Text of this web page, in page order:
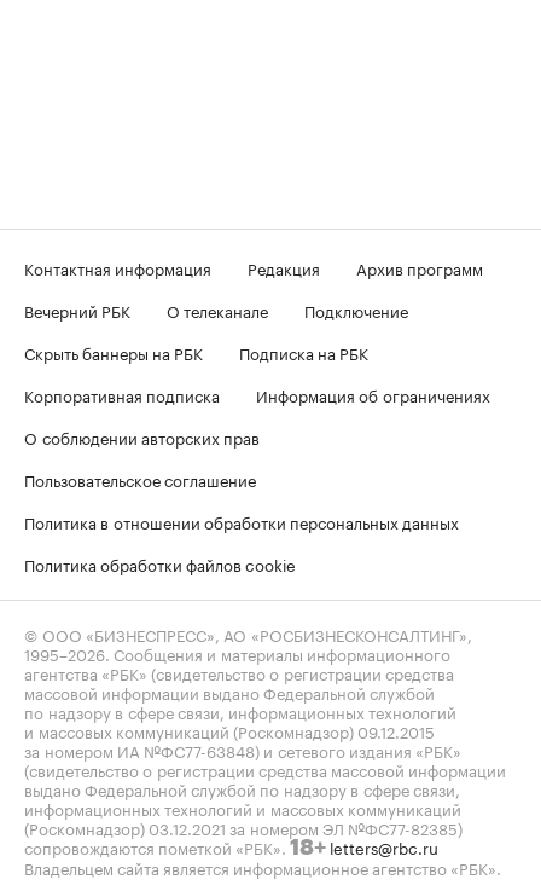
Контактная информация Редакция
Архив программ
Вечерний РБК
О телеканале
Подключение
Скрыть баннеры на РБК
Подписка на РБК
Корпоративная подписка
Информация об ограничениях
О соблюдении авторских прав
Пользовательское соглашение
Политика в отношении обработки персональных данных
Политика обработки файлов cookie
© ООО «БИЗНЕСПРЕСС», АО «РОСБИЗНЕСКОНСАЛТИНГ»,
1995–2026 . Сообщения и материалы информационного
агентства «РБК» (свидетельство о регистрации средства
массовой информации выдано Федеральной службой
по надзору в сфере связи, информационных технологий
и массовых коммуникаций (Роскомнадзор) 09.12.2015
за номером ИА №ФС77-63848) и сетевого издания «РБК»
(свидетельство о регистрации средства массовой информации
выдано Федеральной службой по надзору в сфере связи,
информационных технологий и массовых коммуникаций
(Роскомнадзор) 03.12.2021 за номером ЭЛ №ФС77-82385)
сопровождаются пометкой «РБК». 18+ letters@rbc.ru
Владельцем сайта является информационное агентство «РБК».